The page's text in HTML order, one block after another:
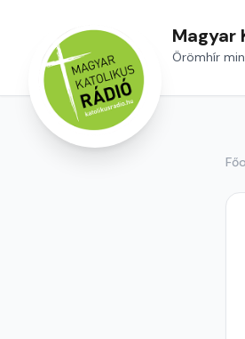
Magyar
Örömhír